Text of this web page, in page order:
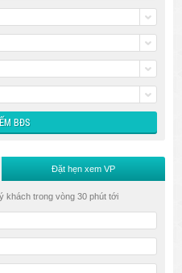
Đặt hẹn xem VP
khách trong vòng 30 phút tới